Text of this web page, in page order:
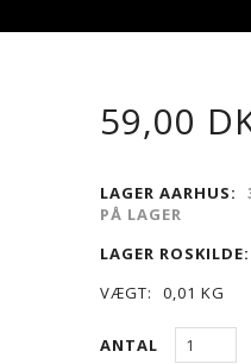
59,00
LAGER AARHUS:
PÅ LAGER
LAGER ROSKILDE:
VÆGT:
0,01 KG
ANTAL